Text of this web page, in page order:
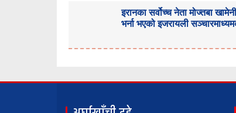
इरानका सर्वोच्च नेता मोज्तबा
भर्ना भएको इजरायली